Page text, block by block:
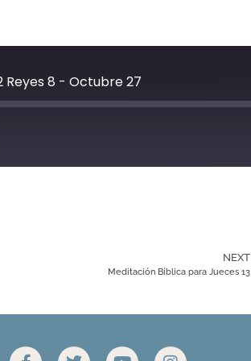
8 - Octubre 27
NEXT
Meditación Bíblica para Jueces 13